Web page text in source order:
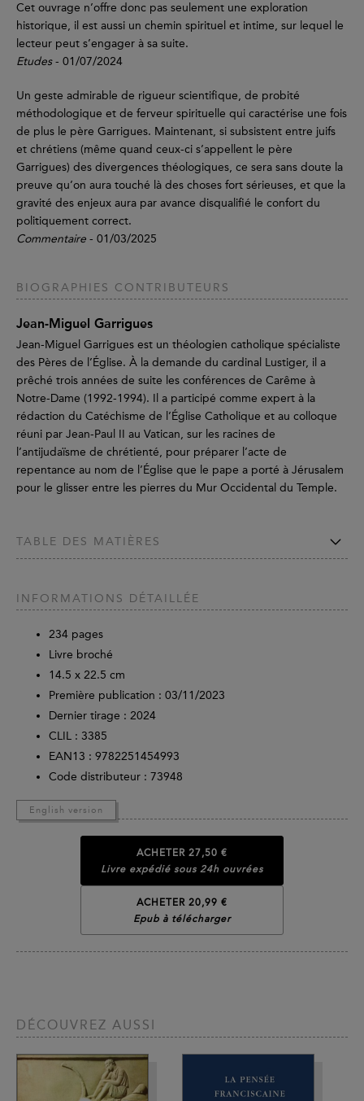
Cet ouvrage n’offre donc pas seulement une exploration
historique, il est aussi un chemin spirituel et intime, sur lequel le
lecteur peut s’engager à sa suite.
Etudes- 01/07/2024
Un geste admirable de rigueur scientifique, de probité
méthodologique et de ferveur spirituelle qui caractérise une fois
de plus le père Garrigues. Maintenant, si subsistent entre juifs
et chrétiens (même quand ceux-ci s’appellent le père
Garrigues) des divergences théologiques, ce sera sans doute la
preuve qu’on aura touché là des choses fort sérieuses, et que la
gravité des enjeux aura par avance disqualifié le confort du
politiquement correct.
Commentaire - 01/03/2025
BIOGRAPHIES CONTRIBUTEURS
Jean-Miguel Garrigues
Jean-Miguel Garrigues est un théologien catholique spécialiste
des Pères de l’Église. À la demande du cardinal Lustiger, il a
prêché trois années de suite les conférences de Carême à
Notre-Dame (1992-1994). Il a participé comme expert à la
rédaction du Catéchisme de l’Église Catholique et au colloque
réuni par Jean-Paul II au Vatican, sur les racines de
l’antijudaïsme de chrétienté, pour préparer l’acte de
repentance au nom de l’Église que le pape a porté à Jérusalem
pour le glisser entre les pierres du Mur Occidental du Temple.
TABLE DES MATIÈRES
INFORMATIONS DÉTAILLÉE
234 pages
Livre broché
14.5 x 22.5 cm
Première publication : 03/11/2023
Dernier tirage : 2024
CLIL : 3385
EAN13 : 9782251454993
Code distributeur : 73948
English version
ACHETER 27,50 €
Livre expédié sous 24h ouvrées
ACHETER 20,99 €
Epub à télécharger
DÉCOUVREZ AUSSI